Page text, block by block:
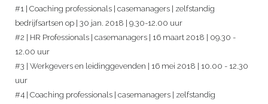
#1 | Coaching professionals | casemanagers | zelfstandig
bedrijfsartsen op | 30 jan. 2018 | 9.30-12.00 uur
#2 | HR Professionals | casemanagers | 16 maart 2018 | 09.30 -
12.00 uur
#3 | Werkgevers en leidinggevenden | 16 mei 2018 | 10.00 - 12.30
uur
#4 | Coaching professionals | casemanagers | zelfstandig